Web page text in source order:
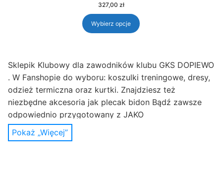
327,00 zł
Wybierz opcje
Sklepik Klubowy dla zawodników klubu GKS DOPIEWO
. W Fanshopie do wyboru: koszulki treningowe, dresy,
odzież termiczna oraz kurtki. Znajdziesz też
niezbędne akcesoria jak plecak bidon Bądź zawsze
odpowiednio przygotowany z JAKO
Pokaż „Więcej”